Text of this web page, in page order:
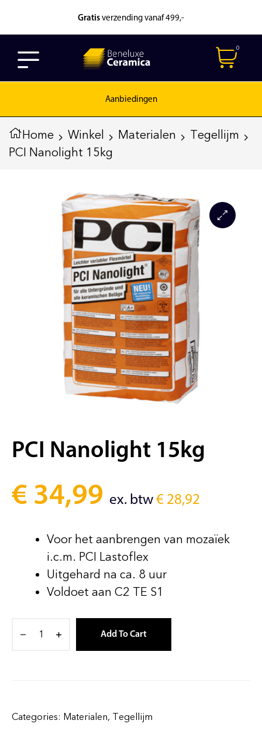
Gratis verzending vanaf 499,-
0
Aanbiedingen
Home Winkel Materialen
Tegellijm
PCI Nanolight 15kg
PCI Nanolight 15kg
€ 34,99 ex. btw € 28,92
Voor het aanbrengen van mozaïek
i.c.m. PCI Lastoflex
Uitgehard na ca. 8 uur
Voldoet aan C2 TE S1
Add To Cart
Categories: Materialen, Tegellijm